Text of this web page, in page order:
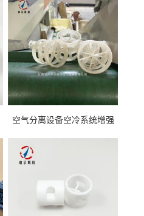
空气分离设备空冷系统增强